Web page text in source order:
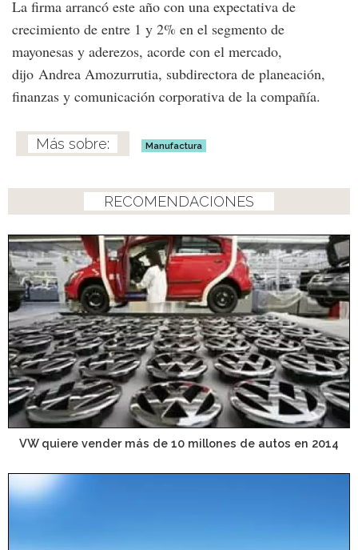
La firma arrancó este año con una expectativa de
crecimiento de entre 1 y 2% en el segmento de
mayonesas y aderezos, acorde con el mercado,
dijo Andrea Amozurrutia, subdirectora de planeación,
finanzas y comunicación corporativa de la compañía.
Manufactura
RECOMENDACIONES
VW quiere vender más de 10 millones de autos en 2014